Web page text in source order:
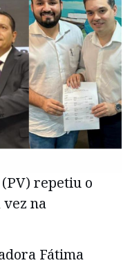
repetiu o
na
Fátima